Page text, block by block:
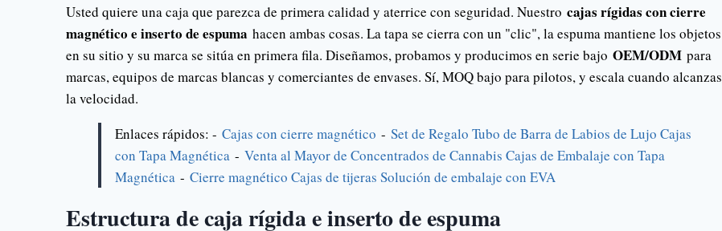
Usted quiere una caja que parezca de primera calidad y aterrice con seguridad. Nuestro cajas rígidas con cierre
magnético e inserto de espuma hacen ambas cosas. La tapa se cierra con un "clic", la espuma mantiene los objetos
en su sitio y su marca se sitúa en primera fila. Diseñamos, probamos y producimos en serie bajo OEM/ODM para
marcas, equipos de marcas blancas y comerciantes de envases. Sí, MOQ bajo para pilotos, y escala cuando alcanzas
la velocidad.
Enlaces rápidos: - Cajas con cierre magnético - Set de Regalo Tubo de Barra de Labios de Lujo Cajas
con Tapa Magnética - Venta al Mayor de Concentrados de Cannabis Cajas de Embalaje con Tapa
Magnética - Cierre magnético Cajas de tijeras Solución de embalaje con EVA
Estructura de caja rígida e inserto de espuma